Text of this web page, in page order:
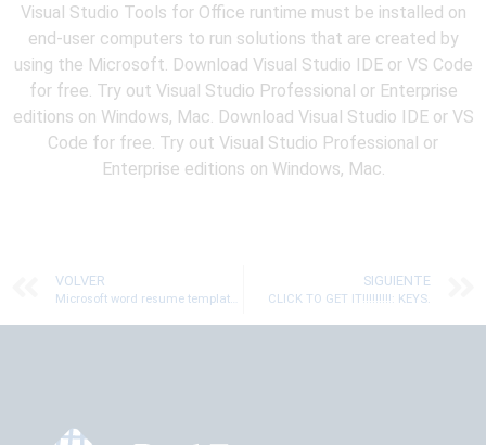
Visual Studio Tools for Office runtime must be installed on
end-user computers to run solutions that are created by
using the Microsoft. Download Visual Studio IDE or VS Code
for free. Try out Visual Studio Professional or Enterprise
editions on Windows, Mac. Download Visual Studio IDE or VS
Code for free. Try out Visual Studio Professional or
Enterprise editions on Windows, Mac.
VOLVER
Microsoft word resume templates free2016 free
SIGUIENTE
CLICK TO GET IT!!!!!!!!!: KEYS.